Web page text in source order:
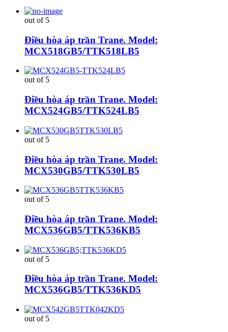
out of 5
Điều hòa áp trần Trane. Model:
MCX518GB5/TTK518LB5
out of 5
Điều hòa áp trần Trane. Model:
MCX524GB5/TTK524LB5
out of 5
Điều hòa áp trần Trane. Model:
MCX530GB5/TTK530LB5
out of 5
Điều hòa áp trần Trane. Model:
MCX536GB5/TTK536KB5
out of 5
Điều hòa áp trần Trane. Model:
MCX536GB5/TTK536KD5
out of 5